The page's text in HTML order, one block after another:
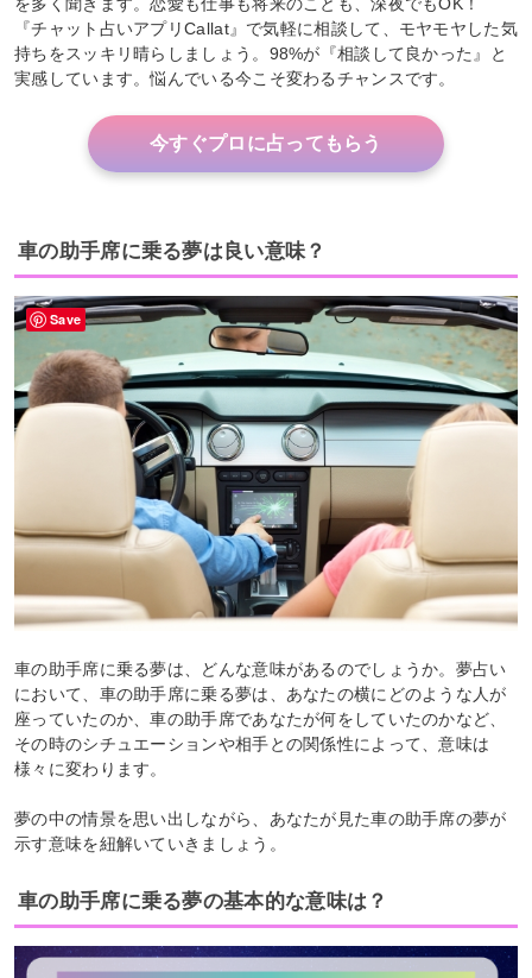
『チャット占いアプリCallat』で気軽に相談して、モヤモヤした気
持ちをスッキリ晴らしましょう。98%が『相談して良かった』と
実感しています。悩んでいる今こそ変わるチャンスです。
今すぐプロに占ってもらう
車の助手席に乗る夢は良い意味？
車の助手席に乗る夢は、どんな意味があるのでしょうか。夢占い
において、車の助手席に乗る夢は、あなたの横にどのような人が
座っていたのか、車の助手席であなたが何をしていたのかなど、
その時のシチュエーションや相手との関係性によって、意味は
様々に変わります。
夢の中の情景を思い出しながら、あなたが見た車の助手席の夢が
示す意味を紐解いていきましょう。
車の助手席に乗る夢の基本的な意味は？
Save